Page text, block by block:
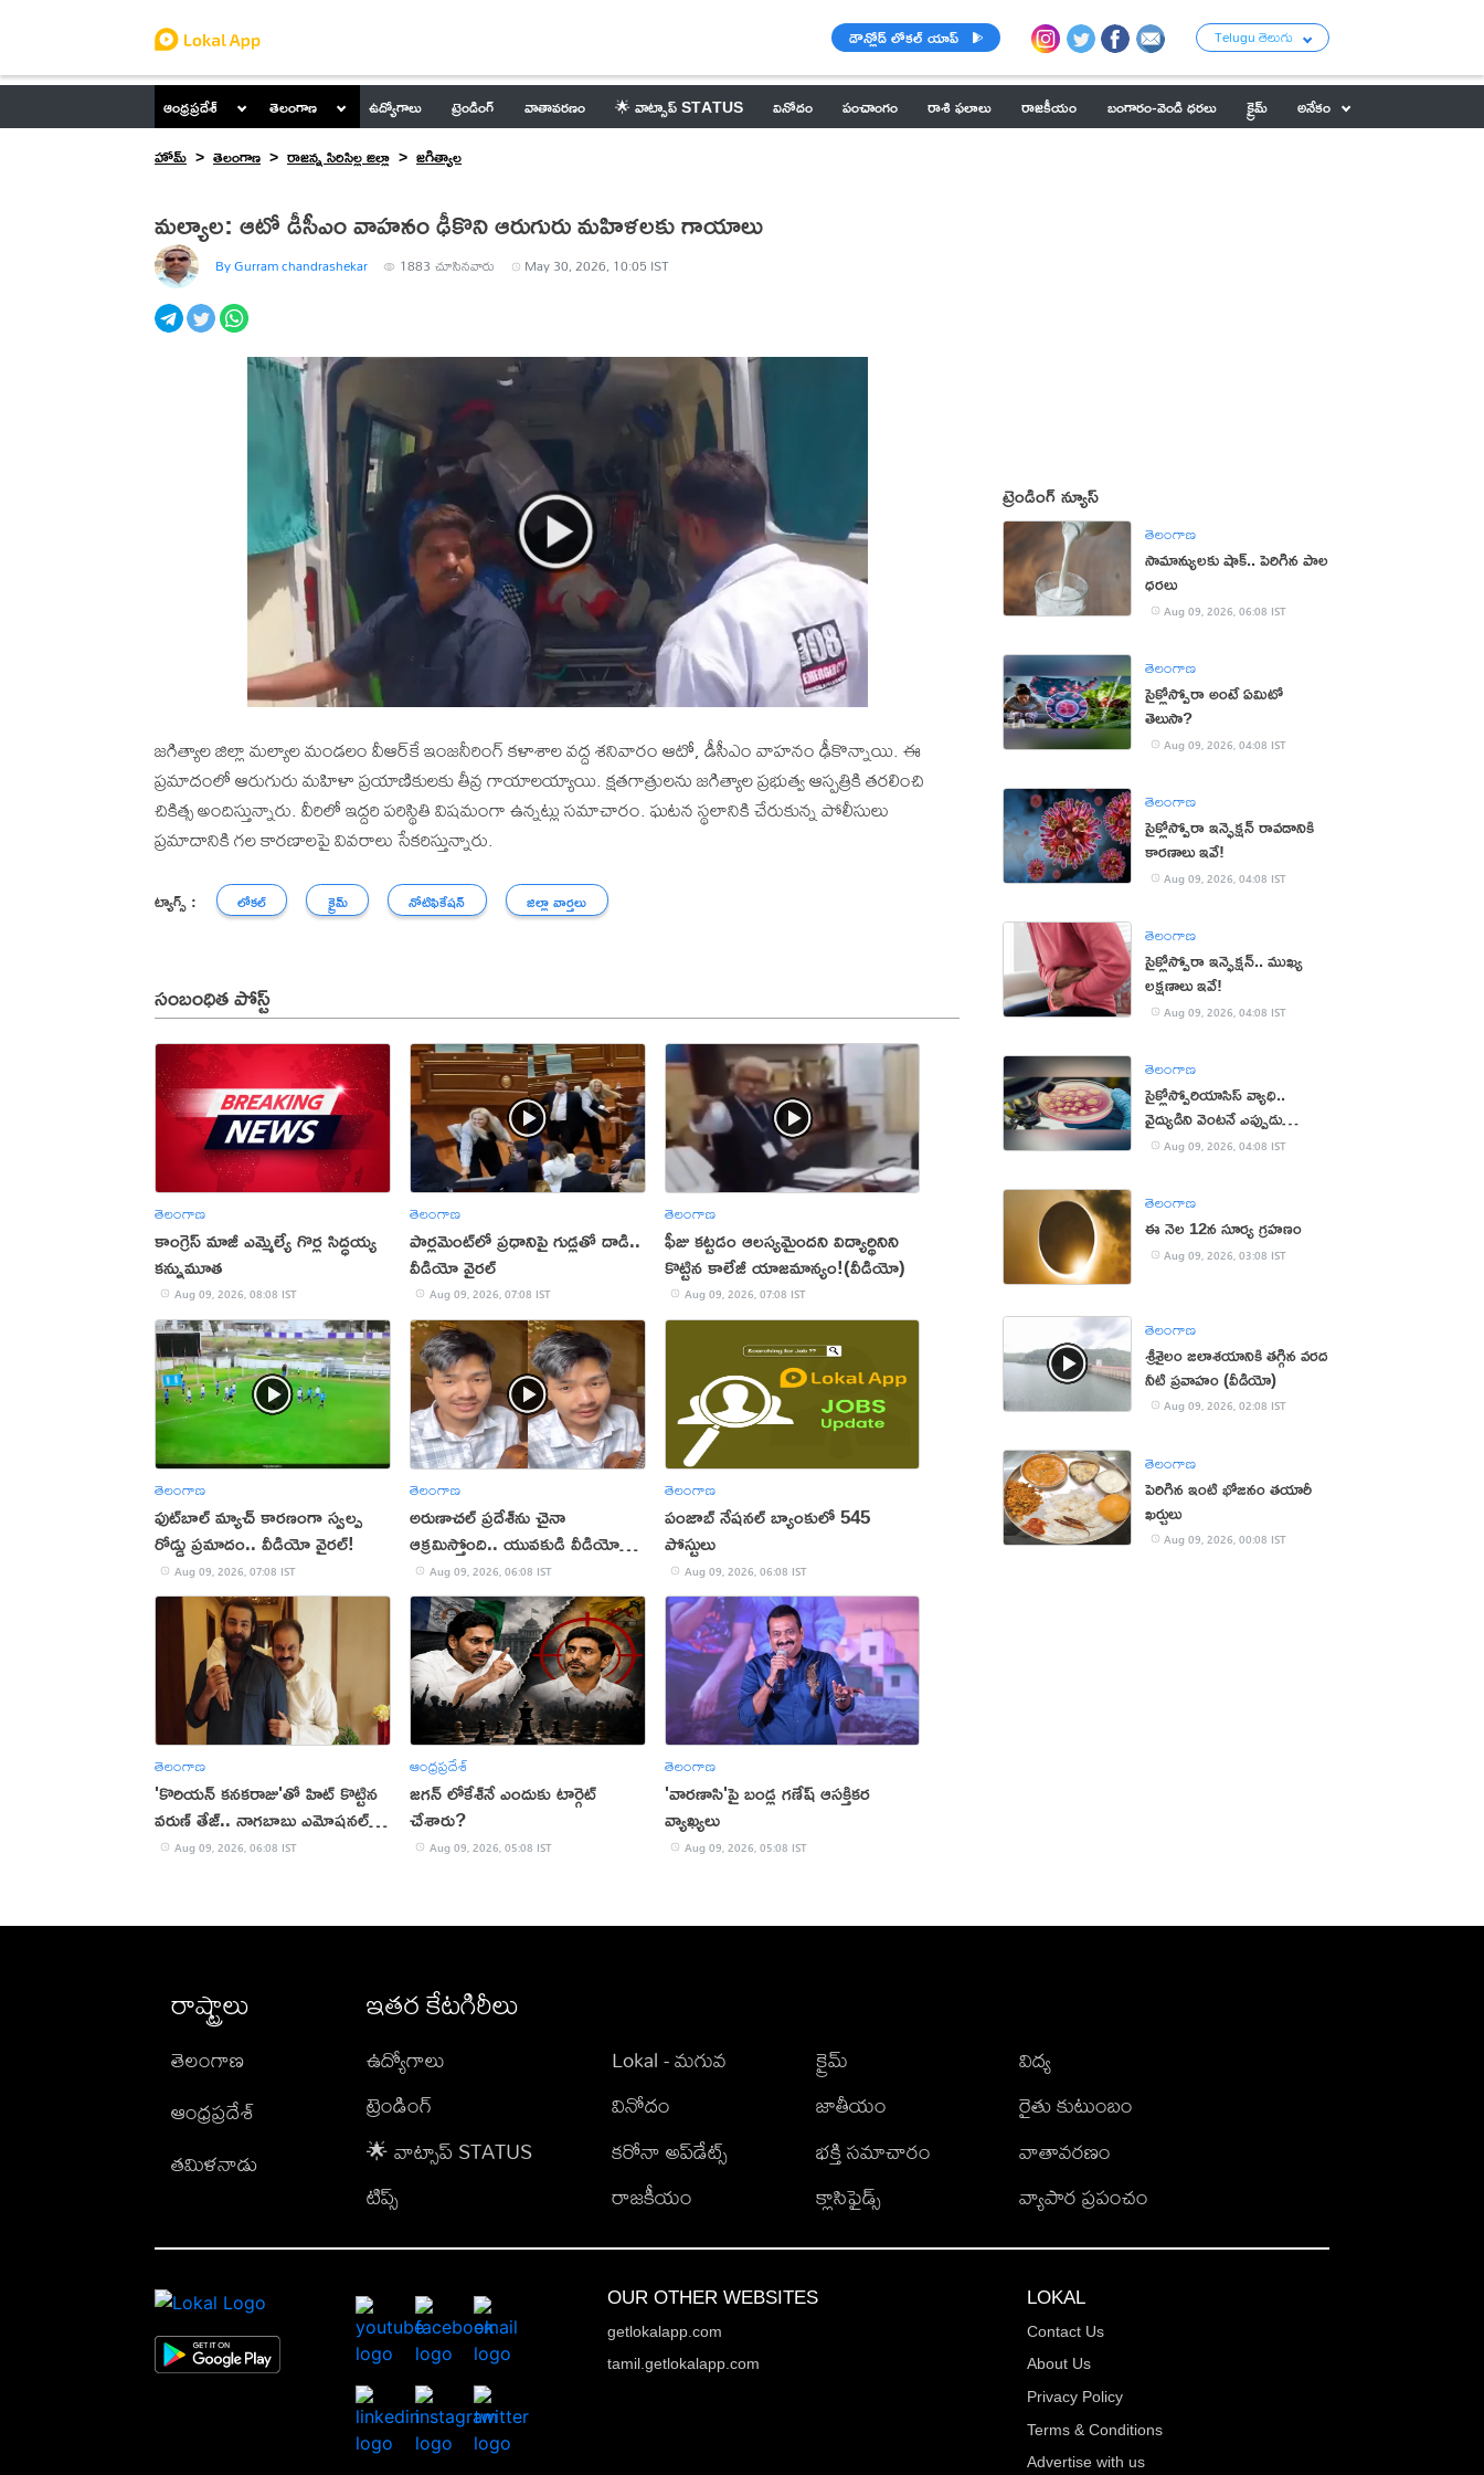
డౌన్లోడ్ లోకల్ యాప్ Telugu తెలుగు
ఆంధ్రప్రదేశ్ తెలంగాణ ఉద్యోగాలు ట్రెండింగ్ వాతావరణం 🌟 వాట్సాప్ STATUS వినోదం పంచాంగం రాశి ఫలాలు రాజకీయం బంగారం-వెండి ధరలు క్రైమ్
అనేకం
హోమ్
తెలంగాణ రాజన్న సిరిసిల్ల జిల్లా జగిత్యాల
మల్యాల: ఆటో డీసీఎం వాహనం ఢీకొని ఆరుగురు మహిళలకు గాయాలు
By Gurram chandrashekar 1883 చూసినవారు May 30, 2026, 10:05 IST
జగిత్యాల జిల్లా మల్యాల మండలం వీఆర్‌కే ఇంజనీరింగ్‌ కళాశాల వద్ద శనివారం ఆటో, డీసీఎం వాహనం ఢీకొన్నాయి. ఈ
ప్రమాదంలో ఆరుగురు మహిళా ప్రయాణికులకు తీవ్ర గాయాలయ్యాయి. క్షతగాత్రులను జగిత్యాల ప్రభుత్వ ఆస్పత్రికి తరలించి
చికిత్స అందిస్తున్నారు. వీరిలో ఇద్దరి పరిస్థితి విషమంగా ఉన్నట్లు సమాచారం. ఘటన స్థలానికి చేరుకున్న పోలీసులు
ప్రమాదానికి గల కారణాలపై వివరాలు సేకరిస్తున్నారు.
ట్యాగ్స్ : లోకల్ క్రైమ్ నోటిఫికేషన్ జిల్లా వార్తలు
సంబంధిత పోస్ట్
తెలంగాణ
కాంగ్రెస్ మాజీ ఎమ్మెల్యే గొర్ల సిద్ధయ్య
కన్నుమూత
Aug 09, 2026, 08:08 IST
తెలంగాణ
పార్లమెంట్‌లో ప్రధానిపై గుడ్లతో దాడి..
వీడియో వైరల్
Aug 09, 2026, 07:08 IST
తెలంగాణ
ఫీజు కట్టడం ఆలస్యమైందని విద్యార్థినిని
కొట్టిన కాలేజీ యాజమాన్యం!(వీడియో)
Aug 09, 2026, 07:08 IST
తెలంగాణ
ఫుట్‌బాల్ మ్యాచ్‌ కారణంగా స్వల్ప
రోడ్డు ప్రమాదం.. వీడియో వైరల్!
Aug 09, 2026, 07:08 IST
తెలంగాణ
అరుణాచల్‌ ప్రదేశ్‌ను చైనా
ఆక్రమిస్తోంది.. యువకుడి వీడియో
వైరల్Aug 09, 2026, 06:08 IST
తెలంగాణ
పంజాబ్ నేషనల్ బ్యాంకులో 545
పోస్టులు
Aug 09, 2026, 06:08 IST
తెలంగాణ
'కొరియన్ కనకరాజు'తో హిట్ కొట్టిన
వరుణ్ తేజ్.. నాగబాబు ఎమోషనల్
పోస్ట్Aug 09, 2026, 06:08 IST
ఆంధ్రప్రదేశ్
జగన్ లోకేశ్‌నే ఎందుకు టార్గెట్
చేశారు?
Aug 09, 2026, 05:08 IST
తెలంగాణ
'వారణాసి'పై బండ్ల గణేష్ ఆసక్తికర
వ్యాఖ్యలు
Aug 09, 2026, 05:08 IST
ట్రెండింగ్ న్యూస్
తెలంగాణ
సామాన్యులకు షాక్.. పెరిగిన పాల
ధరలు
Aug 09, 2026, 06:08 IST
తెలంగాణ
సైక్లోస్పోరా అంటే ఏమిటో
తెలుసా?
Aug 09, 2026, 04:08 IST
తెలంగాణ
సైక్లోస్పోరా ఇన్ఫెక్షన్ రావడానికి
కారణాలు ఇవే!
Aug 09, 2026, 04:08 IST
తెలంగాణ
సైక్లోస్పోరా ఇన్ఫెక్షన్.. ముఖ్య
లక్షణాలు ఇవే!
Aug 09, 2026, 04:08 IST
తెలంగాణ
సైక్లోస్పోరియాసిస్ వ్యాధి..
వైద్యుడిని వెంటనే ఎప్పుడు
సంప్రదించాలంటే?
Aug 09, 2026, 04:08 IST
తెలంగాణ
ఈ నెల 12న సూర్య గ్రహణం
Aug 09, 2026, 03:08 IST
తెలంగాణ
శ్రీశైలం జలాశయానికి తగ్గిన వరద
నీటి ప్రవాహం (వీడియో)
Aug 09, 2026, 02:08 IST
తెలంగాణ
పెరిగిన ఇంటి భోజనం తయారీ
ఖర్చులు
Aug 09, 2026, 00:08 IST
రాష్ట్రాలు
తెలంగాణ
ఆంధ్రప్రదేశ్
తమిళనాడు
ఇతర కేటగిరీలు
ఉద్యోగాలు
ట్రెండింగ్
🌟 వాట్సాప్ STATUS
టిప్స్
Lokal - మగువ
వినోదం
కరోనా అప్‌డేట్స్
రాజకీయం
క్రైమ్
జాతీయం
భక్తి సమాచారం
క్లాసిఫైడ్స్
విద్య
రైతు కుటుంబం
వాతావరణం
వ్యాపార ప్రపంచం
OUR OTHER WEBSITES
getlokalapp.com
tamil.getlokalapp.com
LOKAL
Contact Us
About Us
Privacy Policy
Terms & Conditions
Advertise with us